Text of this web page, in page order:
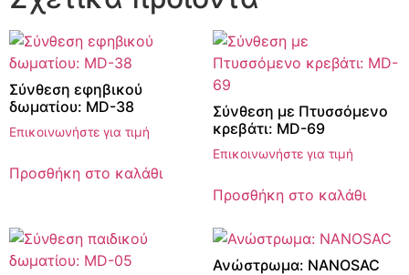
Σύνθεση εφηβικού
δωματίου: MD-38
Επικοινωνήστε για τιμή
Προσθήκη στο καλάθι
Σύνθεση με Πτυσσόμενο
κρεβάτι: MD-69
Επικοινωνήστε για τιμή
Προσθήκη στο καλάθι
Ανώστρωμα: NANOSAC